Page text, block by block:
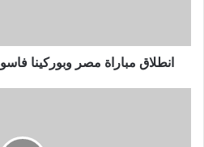
انطلاق مباراة مصر وبوركينا